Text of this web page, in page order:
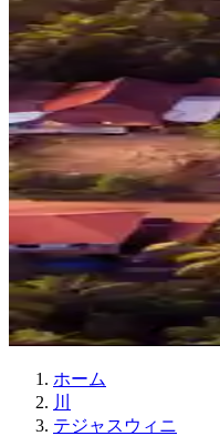
ホーム
川
テジャスウィニ